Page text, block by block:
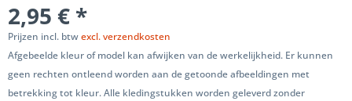
2,95 € *
Prijzen incl. btwexcl. verzendkosten
Afgebeelde kleur of model kan afwijken van de werkelijkheid. Er kunnen
geen rechten ontleend worden aan de getoonde afbeeldingen met
betrekking tot kleur. Alle kledingstukken worden geleverd zonder